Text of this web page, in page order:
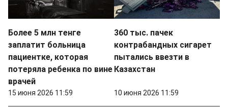
Более 5 млн тенге
заплатит больница
пациентке, которая
потеряла ребенка по вине
врачей
15 июня 2026 11:59
360 тыс. пачек
контрабандных сигарет
пытались ввезти в
Казахстан
10 июня 2026 11:59